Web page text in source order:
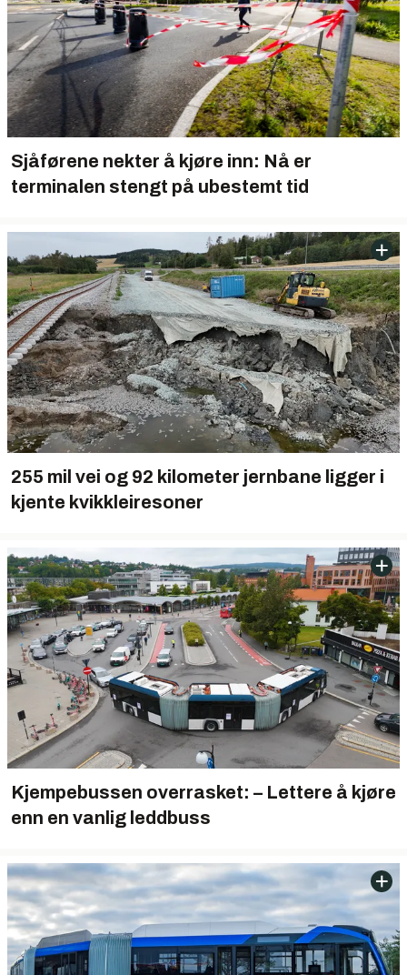
Sjåførene nekter å kjøre inn: Nå er
terminalen stengt på ubestemt tid
255 mil vei og 92 kilometer jernbane ligger i
kjente kvikkleiresoner
Kjempebussen overrasket: – Lettere å kjøre
enn en vanlig leddbuss